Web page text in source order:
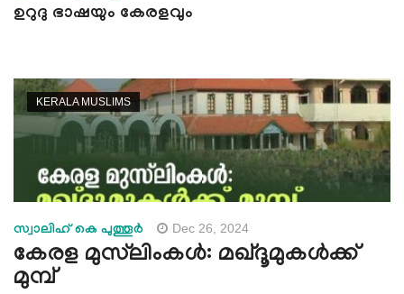
ഉറുദു ഭാഷയും കേരളവും
KERALA MUSLIMS
സ്വാലിഹ് കെ പുത്തൂര്‍ Dec 26, 2024
കേരള മുസ്‍ലിംകള്‍: മഖ്ദൂമുകള്‍ക്ക്
മുമ്പ്